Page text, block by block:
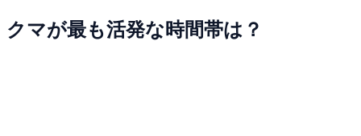
クマが最も活発な時間帯は？